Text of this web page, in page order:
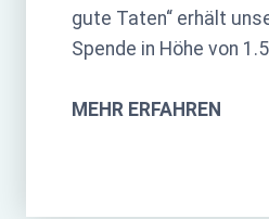
gute Taten“ erhält
Spende in Höhe von
MEHR ERFAHREN